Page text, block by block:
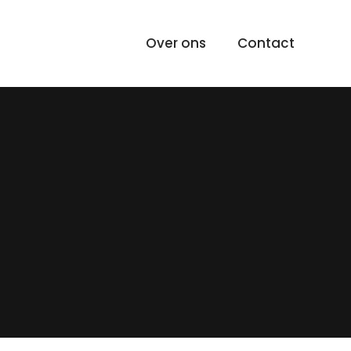
Over ons Contact